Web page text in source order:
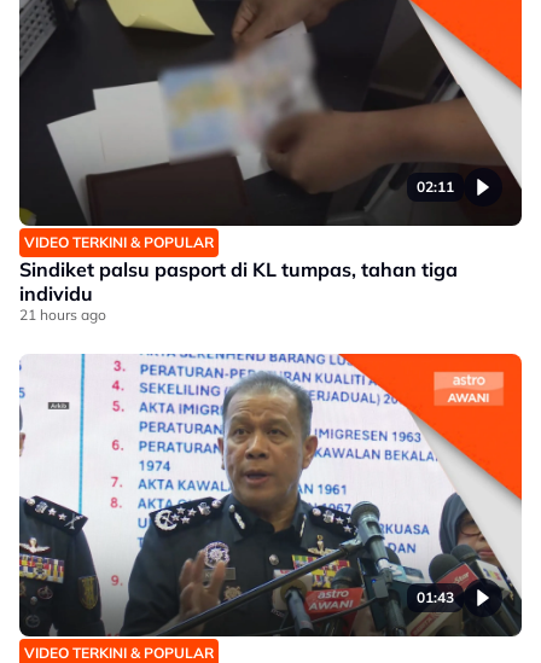
02:11
VIDEO TERKINI & POPULAR
Sindiket palsu pasport di KL tumpas, tahan tiga
individu
21 hours ago
01:43
VIDEO TERKINI & POPULAR